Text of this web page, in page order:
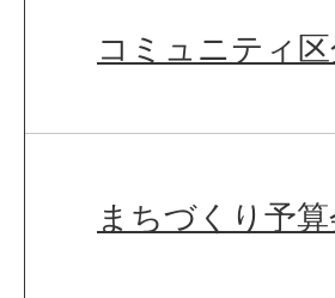
コミュニティ
まちづくり予